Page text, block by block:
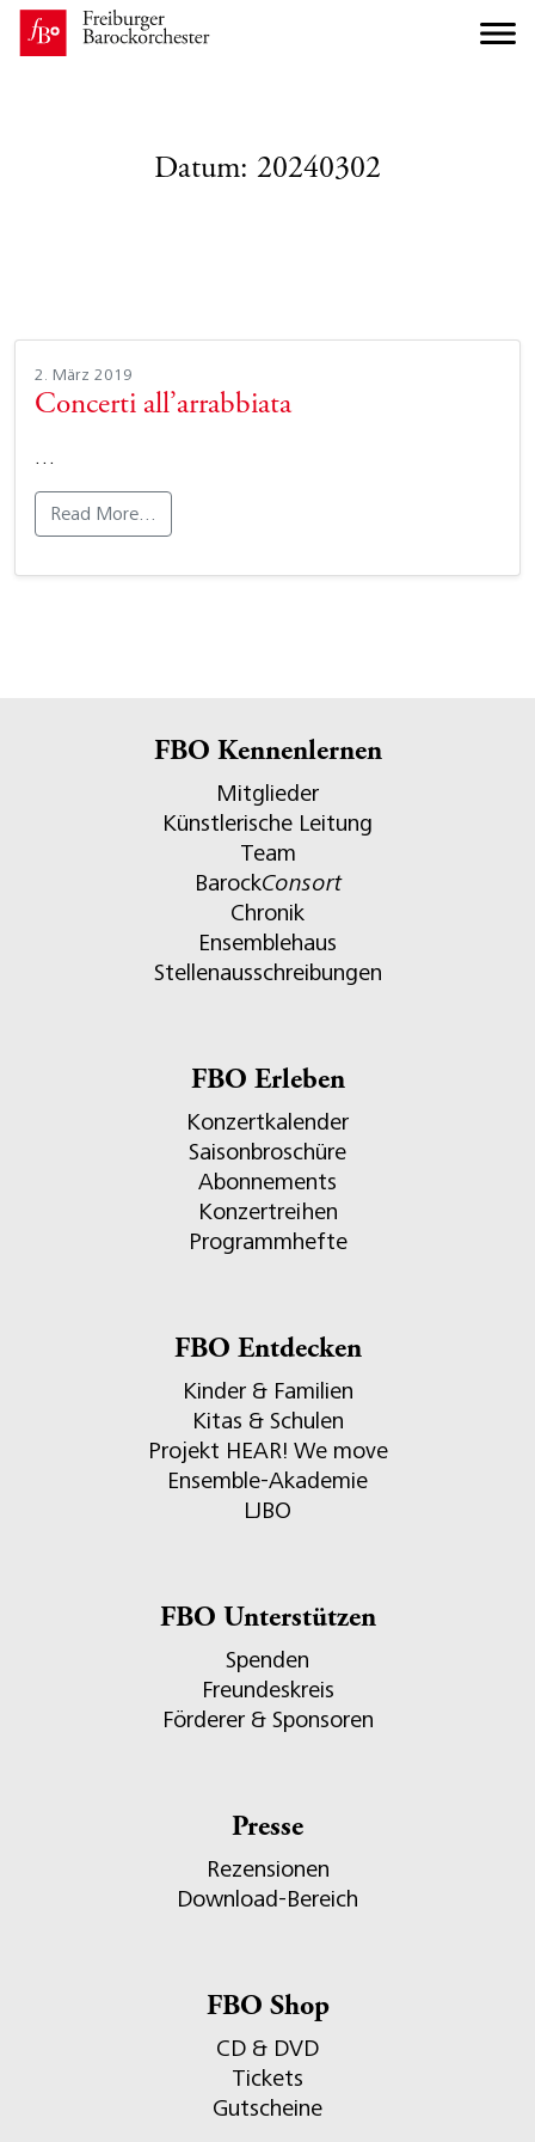
Datum: 20240302
2. März 2019
Concerti all’arrabbiata
…
Read More…
FBO Kennenlernen
Mitglieder
Künstlerische Leitung
Team
BarockConsort
Chronik
Ensemblehaus
Stellenausschreibungen
FBO Erleben
Konzertkalender
Saisonbroschüre
Abonnements
Konzertreihen
Programmhefte
FBO Entdecken
Kinder & Familien
Kitas & Schulen
Projekt HEAR! We move
Ensemble-Akademie
LJBO
FBO Unterstützen
Spenden
Freundeskreis
Förderer & Sponsoren
Presse
Rezensionen
Download-Bereich
FBO Shop
CD & DVD
Tickets
Gutscheine